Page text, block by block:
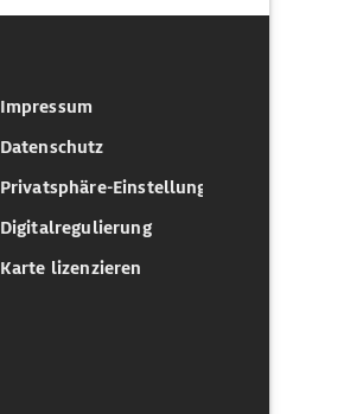
Impressum
Datenschutz
Privatsphäre-Einstellungen
Digitalregulierung
Karte lizenzieren